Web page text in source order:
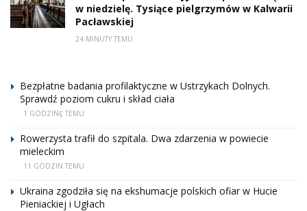
w niedzielę. Tysiące pielgrzymów w Kalwarii
Pacławskiej
24 MINUTY TEMU
Bezpłatne badania profilaktyczne w Ustrzykach Dolnych.
Sprawdź poziom cukru i skład ciała
1 GODZINĘ TEMU
Rowerzysta trafił do szpitala. Dwa zdarzenia w powiecie
mieleckim
11 GODZIN TEMU
Ukraina zgodziła się na ekshumacje polskich ofiar w Hucie
Pieniackiej i Ugłach